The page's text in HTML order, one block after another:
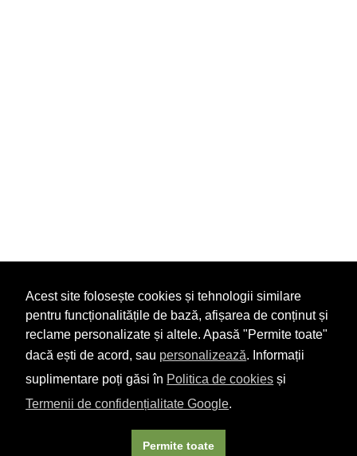
Acest site folosește cookies și tehnologii similare
pentru funcționalitățile de bază, afișarea de conținut și
reclame personalizate și altele. Apasă "Permite toate"
dacă ești de acord, sau personalizează. Informații
suplimentare poți găsi în Politica de cookies și
Termenii de confidențialitate Google.
Permite toate